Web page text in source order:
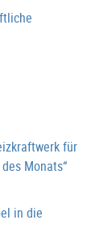
für
Monats“
in die